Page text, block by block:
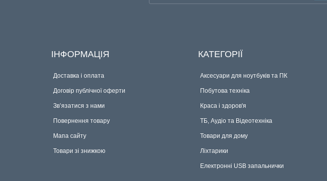
ІНФОРМАЦІЯ
Доставка і оплата
Договір публічної оферти
Зв’язатися з нами
Повернення товару
Мапа сайту
Товари зі знижкою
КАТЕГОРІЇ
Аксесуари для ноутбуків та ПК
Побутова техніка
Краса і здоров'я
ТБ, Аудіо та Відеотехніка
Товари для дому
Ліхтарики
Електронні USB запальнички